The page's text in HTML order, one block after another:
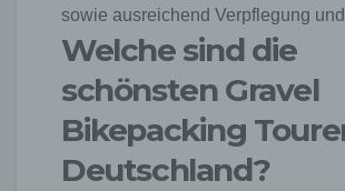
sowie ausreichend Verpflegung
Welche sind die
schönsten Gravel
Bikepacking
Deutschland?
dieser erhobenen
Dritte, sofern eine solche Weitergabe
gesetzlich vorgeschrieben ist oder der
Rechtsverteidigung des für die
Verantwortlichen dient.
Gravatar
Bei Kommentaren wird auf den